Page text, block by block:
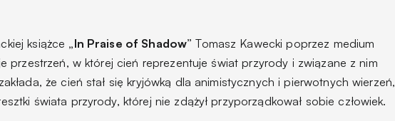
książce „In Praise of Shadow” Tomasz Kawecki poprzez medium
przestrzeń, w której cień reprezentuje świat przyrody i związane z nim
że cień stał się kryjówką dla animistycznych i pierwotnych wierzeń,
świata przyrody, której nie zdążył przyporządkował sobie człowiek.